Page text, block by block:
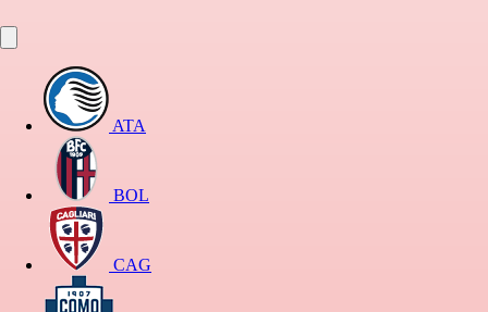
ATA
BOL
CAG